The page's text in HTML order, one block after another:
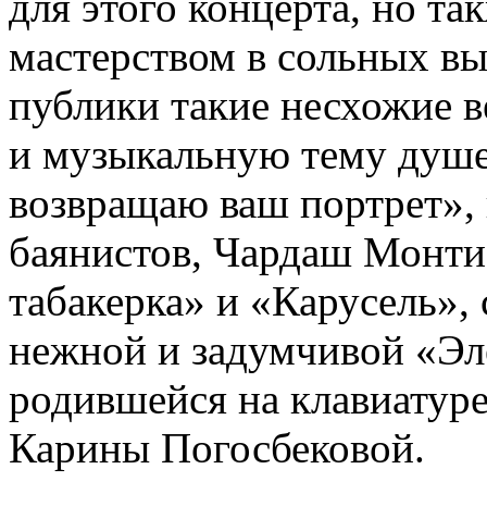
мастерством в сольных
публики такие
и музыкальную тему
возвращаю ваш
баянистов, Чардаш
табакерка» и
нежной и задумчивой
родившейся на
Карины Погосбековой.